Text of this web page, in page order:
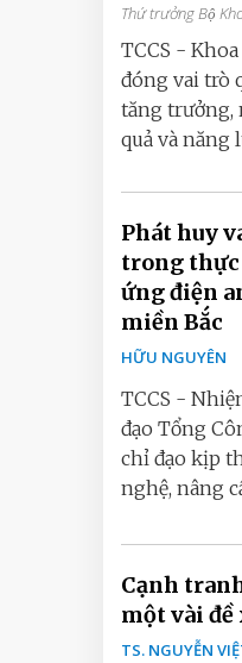
Thứ trưởng Bộ
TCCS -
đóng vai trò
tăng trưởng,
quả và năng
Phát huy
trong thực
ứng điện
miền Bắc
HỮU NGUYÊN
TCCS -
đạo Tổng
chỉ đạo kịp
nghệ, nâng
Cạnh
một vài đề
TS. NGUYỄN